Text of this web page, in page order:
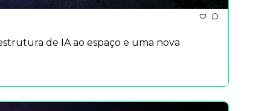
de IA ao espaço e uma nova